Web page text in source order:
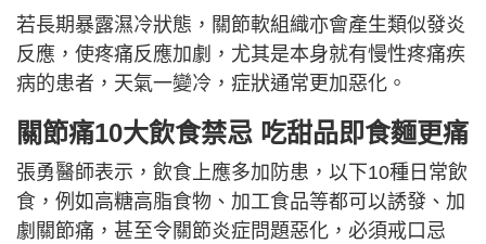
若長期暴露濕冷狀態，關節軟組織亦會產生類似發炎
反應，使疼痛反應加劇，尤其是本身就有慢性疼痛疾
病的患者，天氣一變冷，症狀通常更加惡化。
關節痛10大飲食禁忌 吃甜品即食麵更痛
張勇醫師表示，飲食上應多加防患，以下10種日常飲
食，例如高糖高脂食物、加工食品等都可以誘發、加
劇關節痛，甚至令關節炎症問題惡化，必須戒口忌